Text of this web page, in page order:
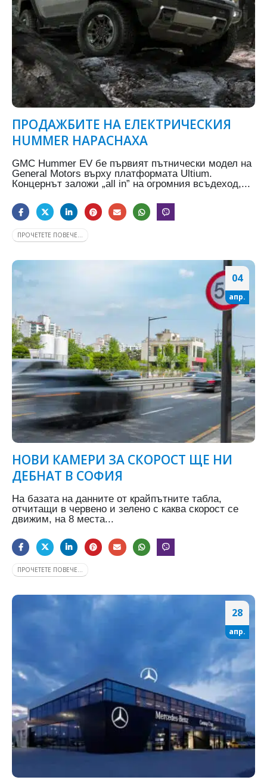
ПРОДАЖБИТЕ НА ЕЛЕКТРИЧЕСКИЯ
HUMMER НАРАСНАХА
GMC Hummer EV бе първият пътнически модел на
General Motors върху платформата Ultium.
Концернът заложи „all in” на огромния всъдеход,...
ПРОЧЕТЕТЕ ПОВЕЧЕ...
04
апр.
НОВИ КАМЕРИ ЗА СКОРОСТ ЩЕ НИ
ДЕБНАТ В СОФИЯ
На базата на данните от крайпътните табла,
отчитащи в червено и зелено с каква скорост се
движим, на 8 места...
ПРОЧЕТЕТЕ ПОВЕЧЕ...
28
апр.